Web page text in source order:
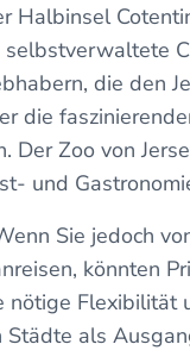
Halbinsel
die den
die
Der Zoo von
und
Sie jedoch
könnten
nötige Flexibilität
Städte als